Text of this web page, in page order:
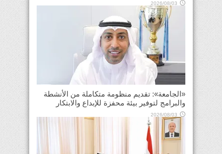
2026/08/03
«الجامعة»: تقديم منظومة متكاملة من الأنشطة
والبرامج لتوفير بيئة محفزة للإبداع والابتكار
2026/08/03